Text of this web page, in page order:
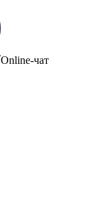
Online-чат